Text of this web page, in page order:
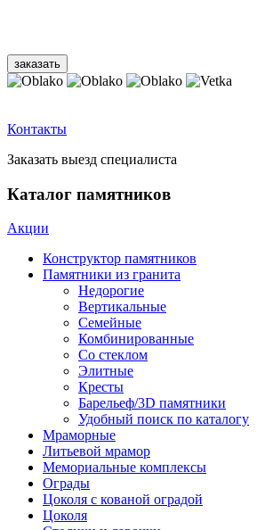
Контакты
Заказать выезд специалиста
Каталог памятников
Акции
Конструктор памятников
Памятники из гранита
Недорогие
Вертикальные
Семейные
Комбинированные
Со стеклом
Элитные
Кресты
Барельеф/3D памятники
Удобный поиск по каталогу
Мраморные
Литьевой мрамор
Мемориальные комплексы
Ограды
Цоколя с кованой оградой
Цоколя